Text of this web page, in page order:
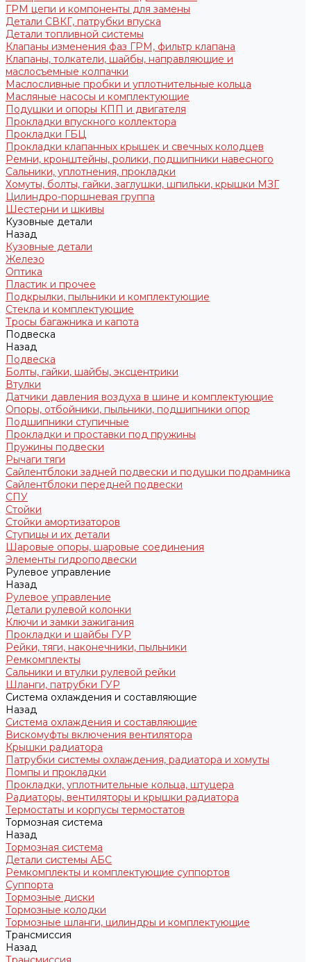
ГРМ цепи и компоненты для замены
Детали СВКГ, патрубки впуска
Детали топливной системы
Клапаны изменения фаз ГРМ, фильтр клапана
Клапаны, толкатели, шайбы, направляющие и
маслосъемные колпачки
Маслосливные пробки и уплотнительные кольца
Масляные насосы и комплектующие
Подушки и опоры КПП и двигателя
Прокладки впускного коллектора
Прокладки ГБЦ
Прокладки клапанных крышек и свечных колодцев
Ремни, кронштейны, ролики, подшипники навесного
Сальники, уплотнения, прокладки
Хомуты, болты, гайки, заглушки, шпильки, крышки МЗГ
Цилиндро-поршневая группа
Шестерни и шкивы
Кузовные детали
Назад
Кузовные детали
Железо
Оптика
Пластик и прочее
Подкрылки, пыльники и комплектующие
Стекла и комплектующие
Тросы багажника и капота
Подвеска
Назад
Подвеска
Болты, гайки, шайбы, эксцентрики
Втулки
Датчики давления воздуха в шине и комплектующие
Опоры, отбойники, пыльники, подшипники опор
Подшипники ступичные
Прокладки и проставки под пружины
Пружины подвески
Рычаги тяги
Сайлентблоки задней подвески и подушки подрамника
Сайлентблоки передней подвески
СПУ
Стойки
Стойки амортизаторов
Ступицы и их детали
Шаровые опоры, шаровые соединения
Элементы гидроподвески
Рулевое управление
Назад
Рулевое управление
Детали рулевой колонки
Ключи и замки зажигания
Прокладки и шайбы ГУР
Рейки, тяги, наконечники, пыльники
Ремкомплекты
Сальники и втулки рулевой рейки
Шланги, патрубки ГУР
Система охлаждения и составляющие
Назад
Система охлаждения и составляющие
Вискомуфты включения вентилятора
Крышки радиатора
Патрубки системы охлаждения, радиатора и хомуты
Помпы и прокладки
Прокладки, уплотнительные кольца, штуцера
Радиаторы, вентиляторы и крышки радиатора
Термостаты и корпусы термостатов
Тормозная система
Назад
Тормозная система
Детали системы АБС
Ремкомплекты и комплектующие суппортов
Суппорта
Тормозные диски
Тормозные колодки
Тормозные шланги, цилиндры и комплектующие
Трансмиссия
Назад